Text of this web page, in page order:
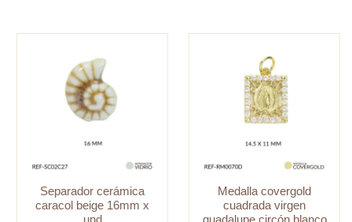
Separador cerámica
caracol beige 16mm x
und
Medalla covergold
cuadrada virgen
guadalupe circón blanco